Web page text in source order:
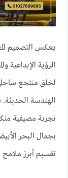
يعكس التصميم
الرؤية الإبداعية
لخلق منتجع
الهندسة الحديثة.
تجربة مصيفية
بجمال البحر
تقسيم أبرز ملامح